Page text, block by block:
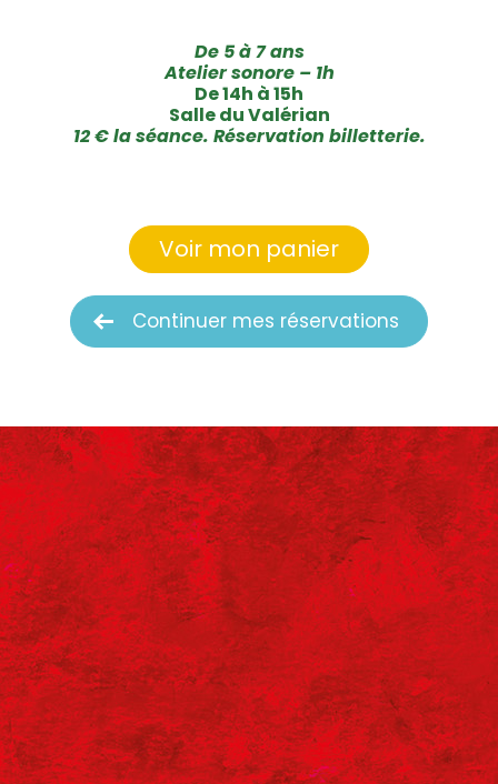
De 5 à 7 ans
Atelier sonore – 1h
De 14h à 15h
Salle du Valérian
12 € la séance. Réservation billetterie.
Continuer mes réservations
Voir mon panier